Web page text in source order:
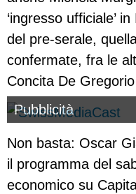
‘ingresso ufficiale’
del pre-serale,
confermate, fra le
Concita De
Pubblicità
Non basta: Oscar
il programma del
economico su